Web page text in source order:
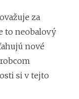
za
to neobalový
nové
si v tejto